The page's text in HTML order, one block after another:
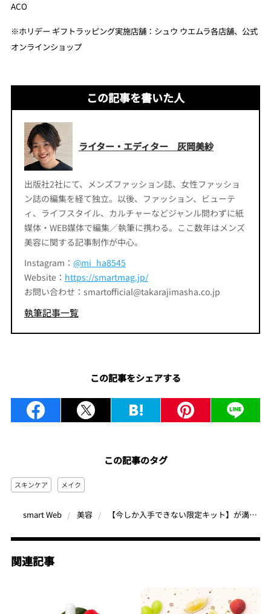
ACO
※ホリデー ギフトラッピング実施店舗：シュウ ウエムラ各店舗、公式
オンラインショップ
この記事を書いた人
ライター・エディター 灰岡美紗
出版社2社にて、メンズファッション誌、女性ファッショ
ン誌の編集を経て独立。以後、ファッション、ビューテ
ィ、ライフスタイル、カルチャーなどジャンル問わずに紙
媒体・WEB媒体で編集／執筆に携わる。ここ数年はメンズ
美容に関する記事制作が中心。
Instagram： @mi_ha8545
Website： https://smartmag.jp/
お問い合わせ：smartofficial@takarajimasha.co.jp
執筆記事一覧
この記事をシェアする
この記事のタグ
スキンケア メイク
smart Web 美容 【今しか入手できない限定キット】が満載！ シュウ ウエムラの「イヤーエンド キャンペーン」がスタート
関連記事